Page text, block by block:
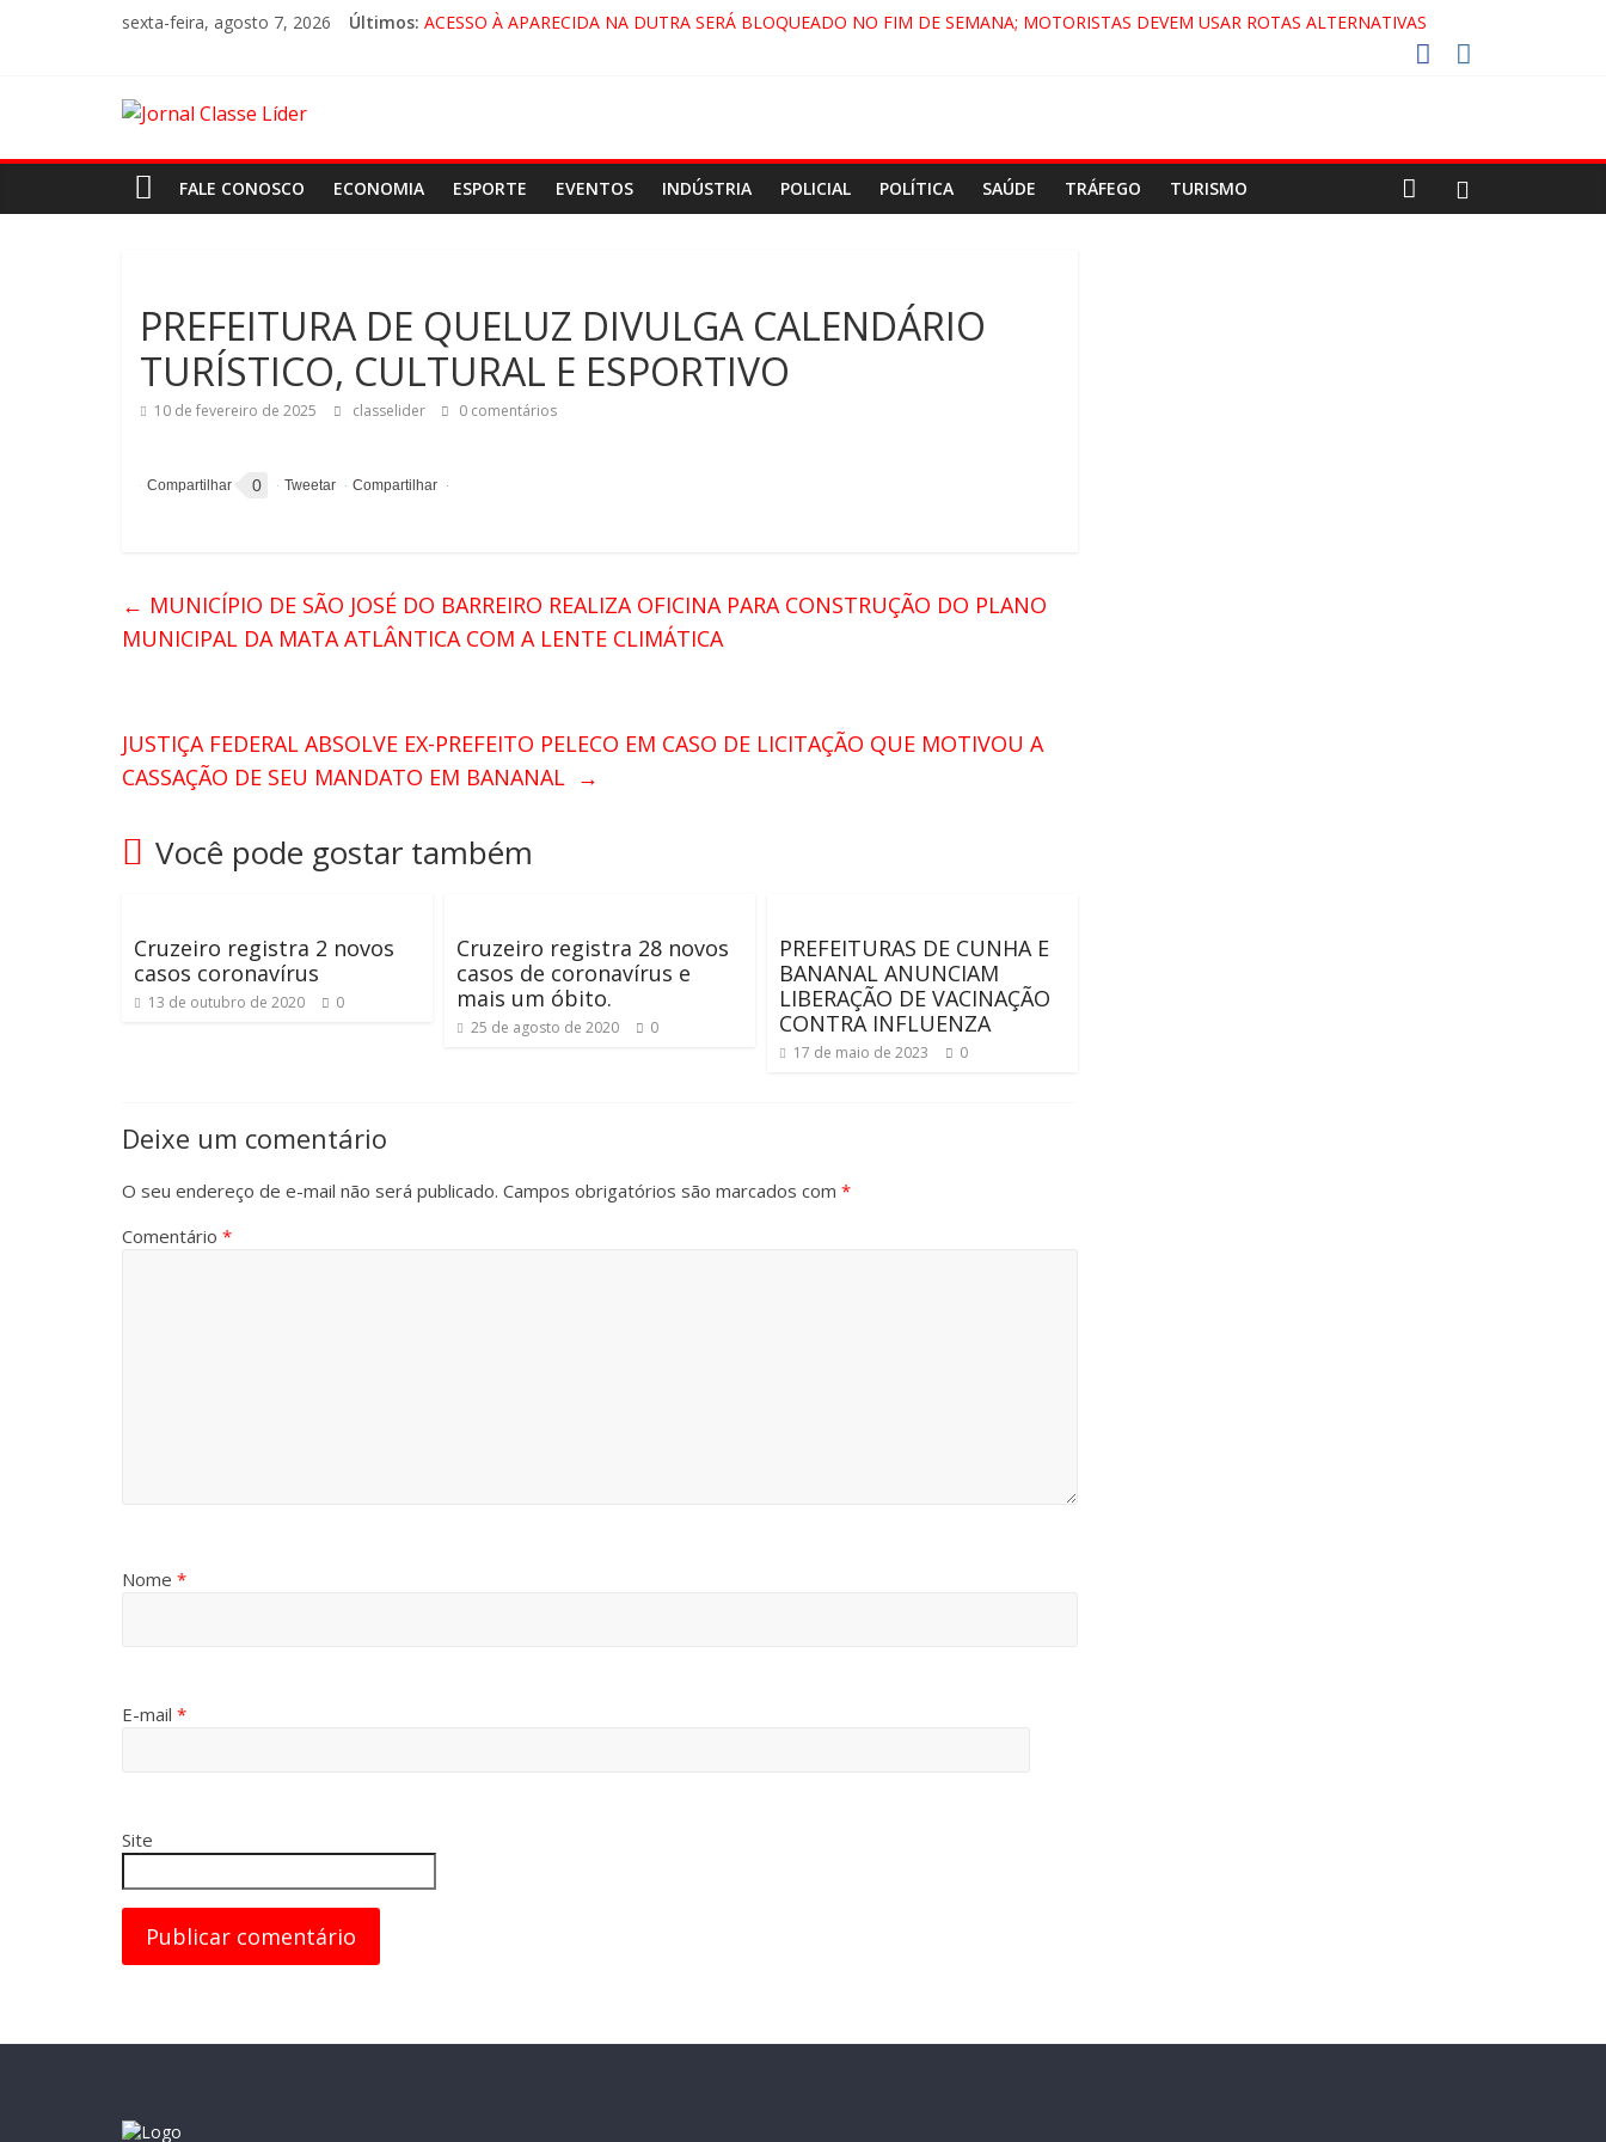
sexta-feira, agosto 7, 2026 Últimos: ACESSO À APARECIDA NA DUTRA SERÁ BLOQUEADO NO FIM DE SEMANA; MOTORISTAS DEVEM USAR ROTAS ALTERNATIVAS
FALE CONOSCO ECONOMIA ESPORTE EVENTOS INDÚSTRIA POLICIAL POLÍTICA SAÚDE TRÁFEGO TURISMO
PREFEITURA DE QUELUZ DIVULGA CALENDÁRIO
TURÍSTICO, CULTURAL E ESPORTIVO
10 de fevereiro de 2025 classelider 0 comentários
0
← MUNICÍPIO DE SÃO JOSÉ DO BARREIRO REALIZA OFICINA PARA CONSTRUÇÃO DO PLANO
MUNICIPAL DA MATA ATLÂNTICA COM A LENTE CLIMÁTICA
JUSTIÇA FEDERAL ABSOLVE EX-PREFEITO PELECO EM CASO DE LICITAÇÃO QUE MOTIVOU A
CASSAÇÃO DE SEU MANDATO EM BANANAL →
Você pode gostar também
Cruzeiro registra 2 novos
casos coronavírus
13 de outubro de 2020 0
Cruzeiro registra 28 novos
casos de coronavírus e
mais um óbito.
25 de agosto de 2020 0
PREFEITURAS DE CUNHA E
BANANAL ANUNCIAM
LIBERAÇÃO DE VACINAÇÃO
CONTRA INFLUENZA
17 de maio de 2023 0
Deixe um comentário
O seu endereço de e-mail não será publicado. Campos obrigatórios são marcados com *
Comentário *
Nome *
E-mail *
Site